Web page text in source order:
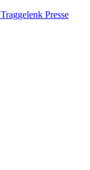
Presse